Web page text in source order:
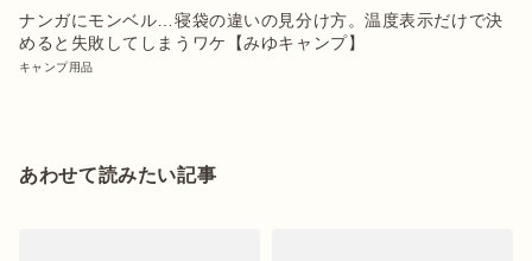
ナンガにモンベル…寝袋の違いの見分け方。温度表示だけで決
めると失敗してしまうワケ【みゆキャンプ】
キャンプ用品
あわせて読みたい記事